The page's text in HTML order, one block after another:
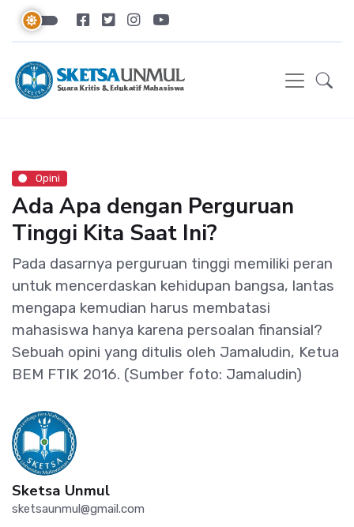
Opini
Ada Apa dengan Perguruan
Tinggi Kita Saat Ini?
Pada dasarnya perguruan tinggi memiliki peran
untuk mencerdaskan kehidupan bangsa, lantas
mengapa kemudian harus membatasi
mahasiswa hanya karena persoalan finansial?
Sebuah opini yang ditulis oleh Jamaludin, Ketua
BEM FTIK 2016. (Sumber foto: Jamaludin)
Sketsa Unmul
sketsaunmul@gmail.com